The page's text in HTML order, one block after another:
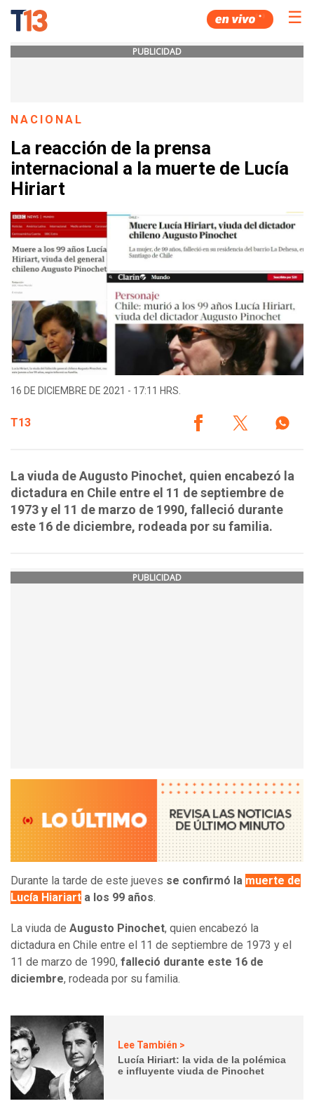
☰
PUBLICIDAD
NACIONAL
La reacción de la prensa
internacional a la muerte de Lucía
Hiriart
16 DE DICIEMBRE DE 2021 - 17:11 HRS.
T13
La viuda de Augusto Pinochet, quien encabezó la
dictadura en Chile entre el 11 de septiembre de
1973 y el 11 de marzo de 1990, falleció durante
este 16 de diciembre, rodeada por su familia.
PUBLICIDAD
Durante la tarde de este jueves se confirmó la muerte de
Lucía Hiariart a los 99 años.
La viuda de Augusto Pinochet, quien encabezó la
dictadura en Chile entre el 11 de septiembre de 1973 y el
11 de marzo de 1990, falleció durante este 16 de
diciembre, rodeada por su familia.
Lee También >
Lucía Hiriart: la vida de la polémica
e influyente viuda de Pinochet